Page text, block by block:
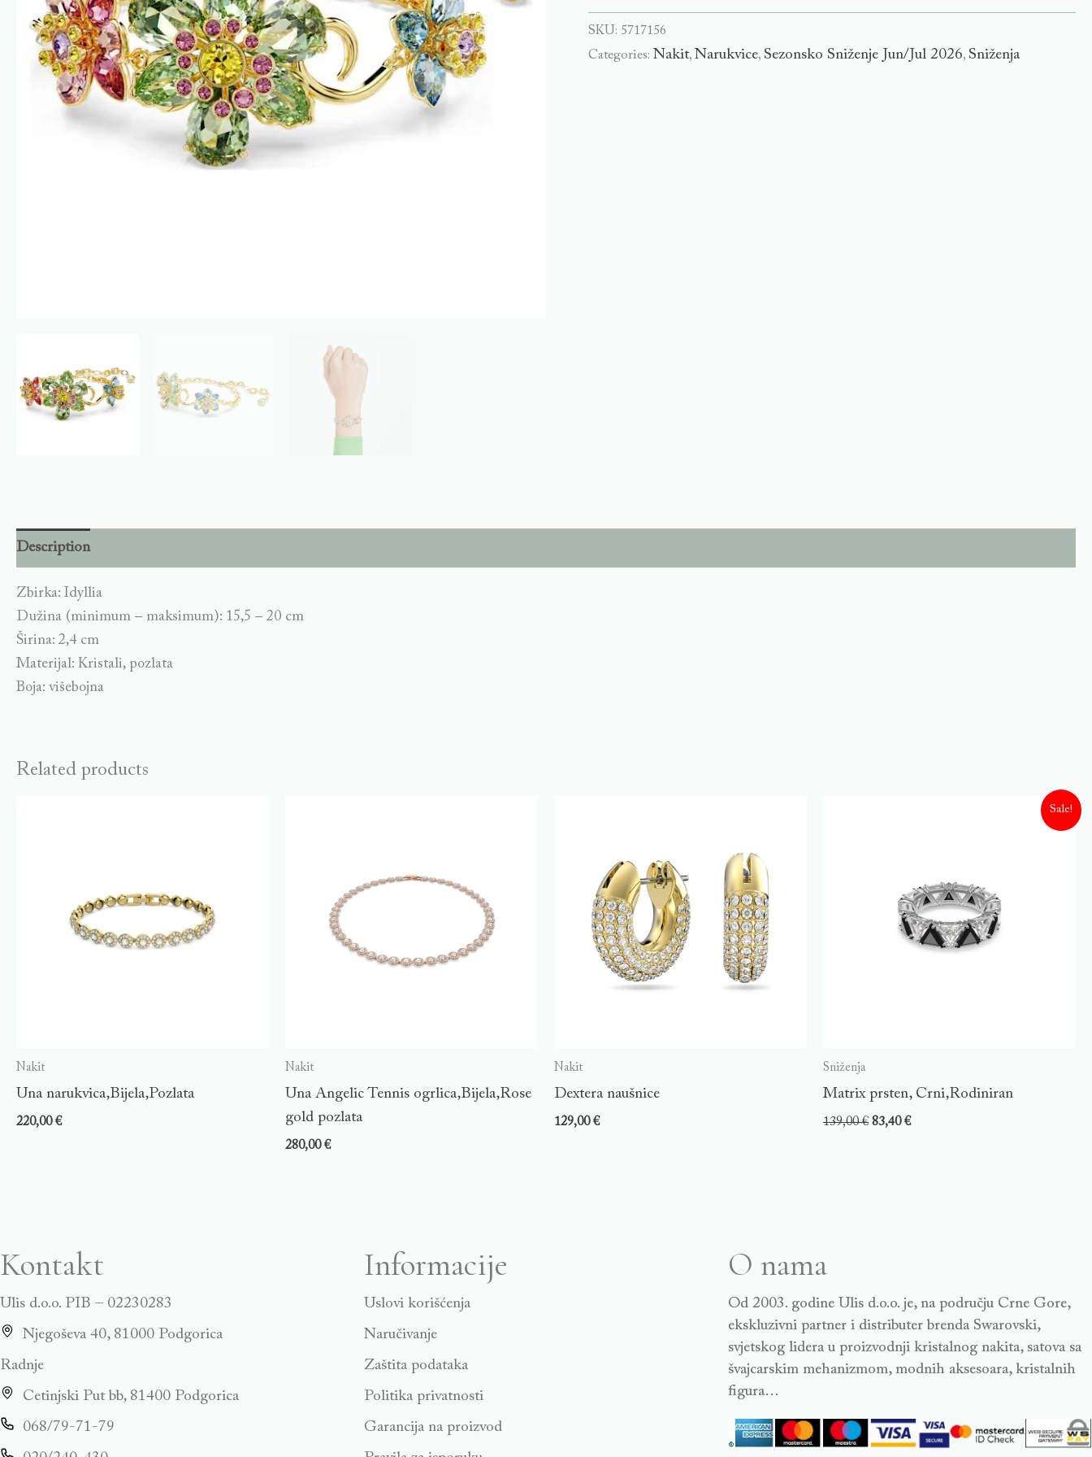
SKU: 5717156
Categories:Nakit,Narukvice, Sezonsko Sniženje Jun/Jul 2026, Sniženja
Description
Zbirka: Idyllia
Dužina (minimum – maksimum): 15,5 – 20 cm
Širina: 2,4 cm
Materijal: Kristali, pozlata
Boja: višebojna
Related products
Nakit
Una narukvica,Bijela,Pozlata
220,00€
Nakit
Una Angelic Tennis ogrlica,Bijela,Rose
gold pozlata
280,00€
Nakit
Dextera naušnice
129,00€
Sale!
Sniženja
Matrix prsten, Crni,Rodiniran
139,00€ 83,40€
Kontakt
Ulis d.o.o. PIB – 02230283
Njegoševa 40, 81000 Podgorica
Radnje
Cetinjski Put bb, 81400 Podgorica
068/79-71-79
Informacije
Uslovi korišćenja
Naručivanje
Zaštita podataka
Politika privatnosti
Garancija na proizvod
O nama
Od 2003. godine Ulis d.o.o. je, na području Crne Gore,
ekskluzivni partner i distributer brenda Swarovski,
svjetskog lidera u proizvodnji kristalnog nakita, satova sa
švajcarskim mehanizmom, modnih aksesoara, kristalnih
figura…